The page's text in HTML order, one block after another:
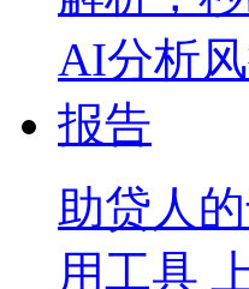
助贷人
用工具